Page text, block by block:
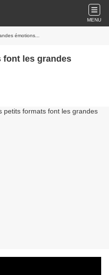
MENU
émotions...
font les grandes